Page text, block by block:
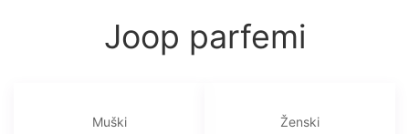
Joop parfemi
Muški Ženski